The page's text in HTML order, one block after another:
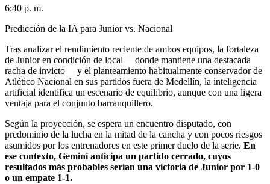
6:40 p. m.
Predicción de la IA para Junior vs. Nacional
Tras analizar el rendimiento reciente de ambos equipos, la fortaleza
de Junior en condición de local —donde mantiene una destacada
racha de invicto— y el planteamiento habitualmente conservador de
Atlético Nacional en sus partidos fuera de Medellín, la inteligencia
artificial identifica un escenario de equilibrio, aunque con una ligera
ventaja para el conjunto barranquillero.
Según la proyección, se espera un encuentro disputado, con
predominio de la lucha en la mitad de la cancha y con pocos riesgos
asumidos por los entrenadores en este primer duelo de la serie. En
ese contexto, Gemini anticipa un partido cerrado, cuyos
resultados más probables serían una victoria de Junior por 1-0
o un empate 1-1.